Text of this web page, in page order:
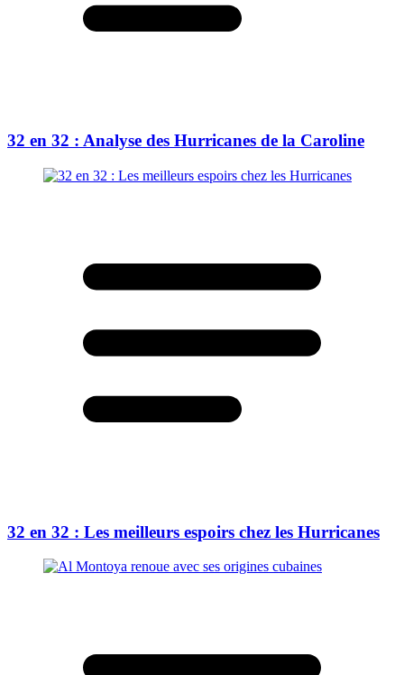
32 en 32 : Analyse des Hurricanes de la Caroline
32 en 32 : Les meilleurs espoirs chez les Hurricanes